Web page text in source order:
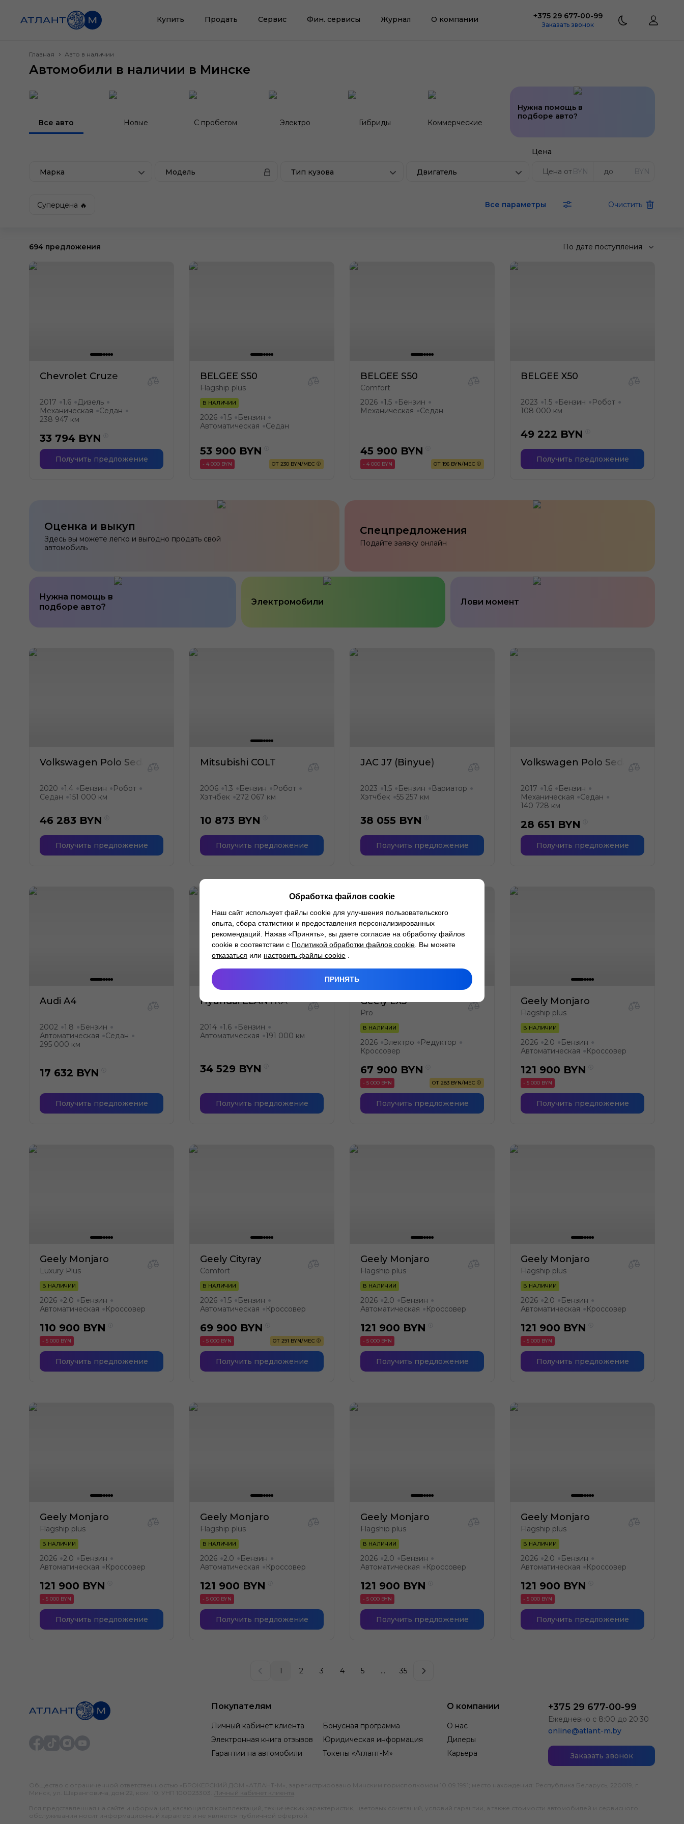
Купить Продать Сервис Фин. сервисы Журнал О компании +375 29 677-00-99
Заказать звонок
Главная Авто в наличии
Автомобили в наличии в Минске
Все авто Новые С пробегом Электро Гибриды Коммерческие
Нужна помощь в
подборе авто?
Марка Модель Тип кузова Двигатель
Цена
BYN BYN
Суперцена 🔥 Все параметры Очистить
694 предложения По дате поступления
Chevrolet Cruze
2017 ●1.6 ●Дизель ●
Механическая ●Седан ●
238 947 км
33 794 BYN
Получить предложение
BELGEE S50
Flagship plus
В НАЛИЧИИ
2026 ●1.5 ● Бензин ●
Автоматическая ●Седан
53 900 BYN
- 4 000 BYN ОТ 230 BYN/МЕС
BELGEE S50
Comfort
2026 ●1.5 ● Бензин ●
Механическая ●Седан
45 900 BYN
- 4 000 BYN ОТ 196 BYN/МЕС
BELGEE X50
2023 ●1.5 ● Бензин ● Робот ●
108 000 км
49 222 BYN
Получить предложение
Оценка и выкуп
Здесь вы можете легко и выгодно продать свой
автомобиль
Спецпредложения
Подайте заявку онлайн
Нужна помощь в
подборе авто?
Электромобили Лови момент
Volkswagen Polo Sedan
2020 ●1.4 ● Бензин ● Робот ●
Седан ●151 000 км
46 283 BYN
Получить предложение
Mitsubishi COLT
2006 ●1.3 ● Бензин ● Робот ●
Хэтчбек ●272 067 км
10 873 BYN
Получить предложение
JAC J7 (Binyue)
2023 ●1.5 ● Бензин ● Вариатор ●
Хэтчбек ●55 257 км
38 055 BYN
Получить предложение
Volkswagen Polo Sedan
2017 ●1.6 ● Бензин ●
Механическая ●Седан ●
140 728 км
28 651 BYN
Получить предложение
Audi A4
2002 ●1.8 ● Бензин ●
Автоматическая ●Седан ●
295 000 км
17 632 BYN
Получить предложение
Hyundai ELANTRA
2014 ●1.6 ● Бензин ●
Автоматическая ●191 000 км
34 529 BYN
Получить предложение
Geely EX5
Pro
В НАЛИЧИИ
2026 ●Электро ● Редуктор ●
Кроссовер
67 900 BYN
- 5 000 BYN ОТ 283 BYN/МЕС
Получить предложение
Geely Monjaro
Flagship plus
В НАЛИЧИИ
2026 ●2.0 ● Бензин ●
Автоматическая ● Кроссовер
121 900 BYN
- 5 000 BYN
Получить предложение
Geely Monjaro
Luxury Plus
В НАЛИЧИИ
2026 ●2.0 ● Бензин ●
Автоматическая ● Кроссовер
110 900 BYN
- 5 000 BYN
Получить предложение
Geely Cityray
Comfort
В НАЛИЧИИ
2026 ●1.5 ● Бензин ●
Автоматическая ● Кроссовер
69 900 BYN
- 5 000 BYN ОТ 291 BYN/МЕС
Получить предложение
Geely Monjaro
Flagship plus
В НАЛИЧИИ
2026 ●2.0 ● Бензин ●
Автоматическая ● Кроссовер
121 900 BYN
- 5 000 BYN
Получить предложение
Geely Monjaro
Flagship plus
В НАЛИЧИИ
2026 ●2.0 ● Бензин ●
Автоматическая ● Кроссовер
121 900 BYN
- 5 000 BYN
Получить предложение
Geely Monjaro
Flagship plus
В НАЛИЧИИ
2026 ●2.0 ● Бензин ●
Автоматическая ● Кроссовер
121 900 BYN
- 5 000 BYN
Получить предложение
Geely Monjaro
Flagship plus
В НАЛИЧИИ
2026 ●2.0 ● Бензин ●
Автоматическая ● Кроссовер
121 900 BYN
- 5 000 BYN
Получить предложение
Geely Monjaro
Flagship plus
В НАЛИЧИИ
2026 ●2.0 ● Бензин ●
Автоматическая ● Кроссовер
121 900 BYN
- 5 000 BYN
Получить предложение
Geely Monjaro
Flagship plus
В НАЛИЧИИ
2026 ●2.0 ● Бензин ●
Автоматическая ● Кроссовер
121 900 BYN
- 5 000 BYN
Получить предложение
1 2 3 4 5 ... 35
Покупателям
Личный кабинет клиента
Бонусная программа
Электронная книга отзывов
Юридическая информация
Гарантии на автомобили
Токены «Атлант-М»
О компании
О нас
Дилеры
Карьера
+375 29 677-00-99
Ежедневно с 8:00 до 20:30
online@atlant-m.by
Заказать звонок
Общество с ограниченной ответственностью «БРОКЕРСКИЙ ДОМ «АТЛАНТ-М», зарегистрировано Минским горисполкомом 10.09.1991; место нахождения: Республика Беларусь, 220019, г.
Минск, ул. Шаранговича, дом 22, ком. 10; УНП 100023303.
Личный кабинет клиента
Вся представленная на сайте информация, касающаяся комплектаций, технических характеристик, цветовых сочетаний, условий гарантии, а также стоимости автомобилей и сервисного
обслуживания носит информационный характер и не является публичной офертой.
Обработка файлов cookie
Наш сайт использует файлы cookie для улучшения пользовательского
опыта, сбора статистики и предоставления персонализированных
рекомендаций. Нажав «Принять», вы даете согласие на обработку файлов
cookie в соответствии с Политикой обработки файлов cookie . Вы можете
отказаться или настроить файлы cookie
ПРИНЯТЬ